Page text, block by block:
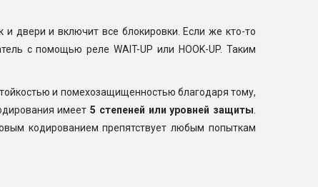
и двери и включит все блокировки. Если же кто-то
с помощью реле WAIT-UP или HOOK-UP. Таким
и помехозащищенностью благодаря тому,
имеет5 степеней или уровней защиты
кодированием препятствует любым попыткам